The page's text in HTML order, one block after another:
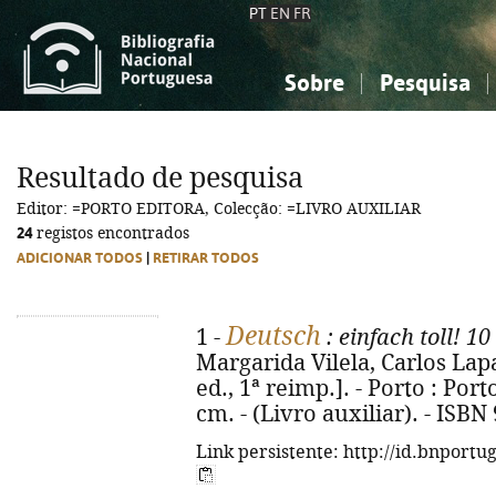
PT EN FR
Sobre Pesquisa
Ciências sociais...
Ciências sociais...
Resultado de pesquisa
Editor: =PORTO EDITORA, Colecção: =LIVRO AUXILIAR
24registos encontrados
ADICIONAR TODOS RETIRAR TODOS
1 -Deutsch : einfach toll! 10
Margarida Vilela, Carlos
ed., 1ª reimp.]. - Porto :
cm. - (Livro auxiliar). - ISBN
Link persistente: http://